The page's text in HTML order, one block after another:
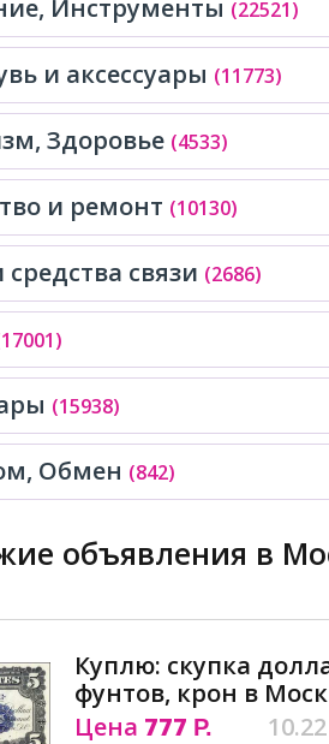
Инструменты (22521)
и аксессуары (11773)
Здоровье (4533)
и ремонт (10130)
связи (2686)
(15938)
Обмен (842)
объявления в
Куплю: скупка
фунтов, крон в
Цена 777 Р.